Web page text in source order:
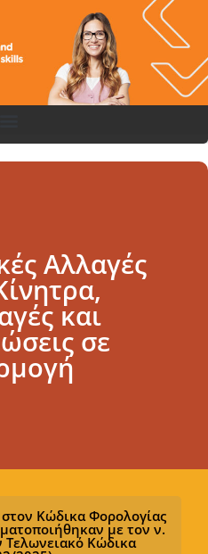
Αλλαγές
και
σε
στον Κώδικα Φορολογίας
με τον ν.
Τελωνειακό Κώδικα